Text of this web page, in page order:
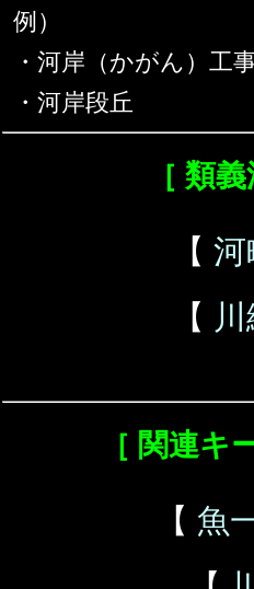
例）
・河岸（かがん）工
・河岸段丘
［ 類
【 河
【
［ 関連キ
【 魚